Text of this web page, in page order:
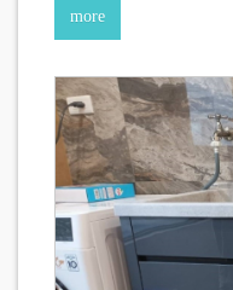
more